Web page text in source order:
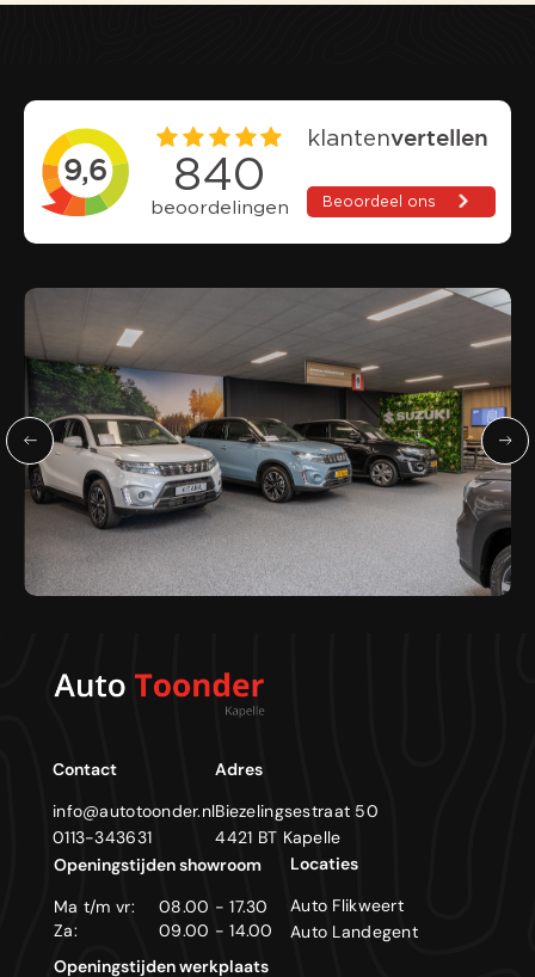
Contact
info@autotoonder.nl
0113-343631
Adres
Biezelingsestraat 50
4421 BT Kapelle
Openingstijden showroom
Ma t/m vr:
08.00 - 17.30
Za:
09.00 - 14.00
Openingstijden werkplaats
Locaties
Auto Flikweert
Auto Landegent